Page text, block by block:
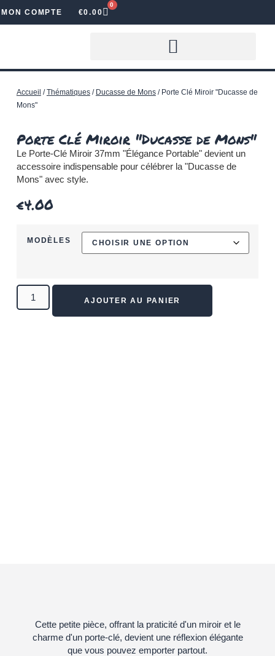
MON COMPTE €0.00
0
Accueil /Thématiques/ Ducasse de Mons/ Porte Clé Miroir "Ducasse de
Mons"
Porte Clé Miroir "Ducasse de Mons"
Le Porte-Clé Miroir 37mm "Élégance Portable" devient un
accessoire indispensable pour célébrer la "Ducasse de
Mons" avec style.
€4.00
MODÈLES
AJOUTER AU PANIER
Cette petite pièce, offrant la praticité d'un miroir et le
charme d'un porte-clé, devient une réflexion élégante
que vous pouvez emporter partout.